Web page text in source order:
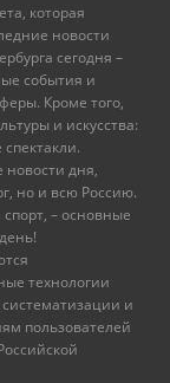
которая
новости
сегодня –
события и
Кроме того,
и искусства:
новости дня,
но и всю Россию.
– основные
технологии
и
пользователей